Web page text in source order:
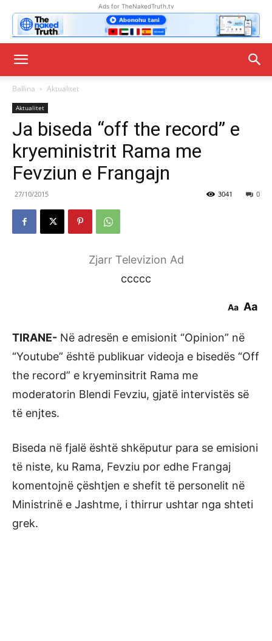
Ads for TheNakedTruth.tv
Ballina Aktualitet
Aktualitet
Ja biseda “off the record” e
kryeministrit Rama me
Fevziun e Frangajn
27/10/2015 0
3041
Zjarr Televizion Ad
ccccc
Aa Aa
TIRANE- Në adresën e emisionit “Opinion” në
“Youtube” është publikuar videoja e bisedës “Off
the record” e kryeminsitrit Rama me
moderatorin Blendi Fevziu, gjatë intervistës së
të enjtes.
Biseda në fjalë është shkëputur para se emisioni
të niste, ku Rama, Fevziu por edhe Frangaj
komentojnë çështjen e shefit të personelit në
Ministrinë e Jashtme, i thirrur ushtar nga shteti
grek.